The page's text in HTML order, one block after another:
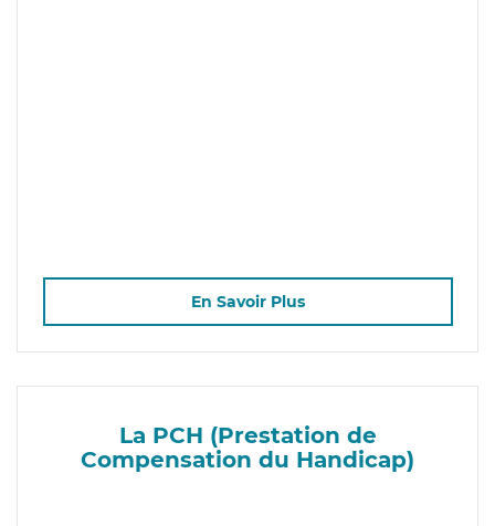
En Savoir Plus
La PCH (Prestation de
Compensation du Handicap)